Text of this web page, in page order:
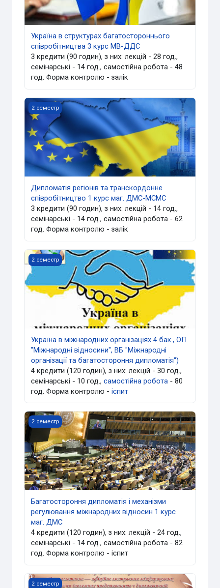
Україна в структурах багатостороннього
співробітництва 3 курс МВ-ДДС
3 кредити (90 годин), з них: лекцій - 28 год.,
семінарські - 14 год., самостійна робота - 48
год. Форма контролю - залік
Дипломатія регіонів та транскордонне
2 семестр
Дипломатія регіонів та транскордонне
співробітництво 1 курс маг. ДМС-МСМС
3 кредити (90 годин), з них: лекцій - 14 год.,
семінарські - 14 год., самостійна робота - 62
год. Форма контролю - залік
Україна в міжнародних організаціях 4 бак., ОП
2 семестр
Україна в міжнародних організаціях 4 бак., ОП
"Міжнародні відносини", ВБ "Міжнародні
організації та багатостороння дипломатія")
4 кредити (120 годин), з них: лекцій - 30 год.,
семінарські - 10 год.,самостійна робота - 80
год. Форма контролю -іспит
Багатостороння дипломатія і механізми регулювання
2 семестр
Багатостороння дипломатія і механізми
регулювання міжнародних відносин 1 курс
маг. ДМС
4 кредити (120 годин), з них: лекцій - 24 год.,
семінарські - 14 год., самостійна робота - 82
год. Форма контролю - іспит
Мова дипломатичних документів (практикум) 1 курс
2 семестр